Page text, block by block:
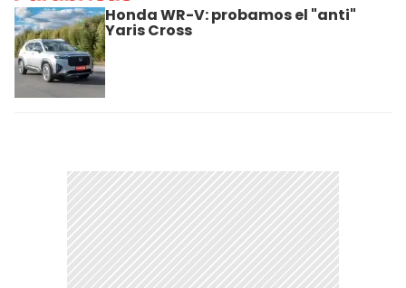
Honda WR-V: probamos el "anti"
Yaris Cross